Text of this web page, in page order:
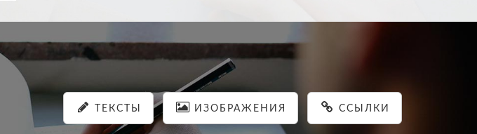
ТЕКСТЫ ИЗОБРАЖЕНИЯ ССЫЛКИ